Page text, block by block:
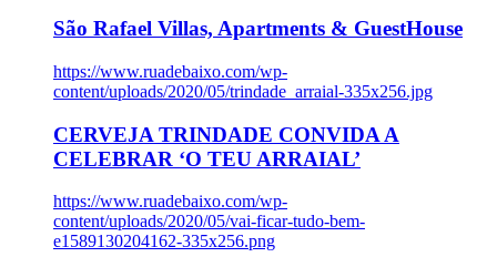
São Rafael Villas, Apartments & GuestHouse
https://www.ruadebaixo.com/wp-
content/uploads/2020/05/trindade_arraial-335x256.jpg
CERVEJA TRINDADE CONVIDA A
CELEBRAR ‘O TEU ARRAIAL’
https://www.ruadebaixo.com/wp-
content/uploads/2020/05/vai-ficar-tudo-bem-
e1589130204162-335x256.png